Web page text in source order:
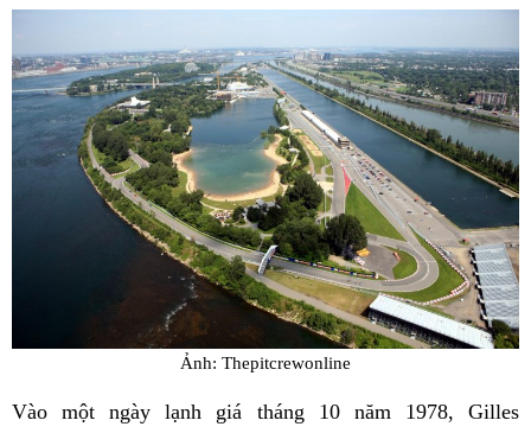
Ảnh: Thepitcrewonline
Vào một ngày lạnh giá tháng 10 năm 1978, Gilles